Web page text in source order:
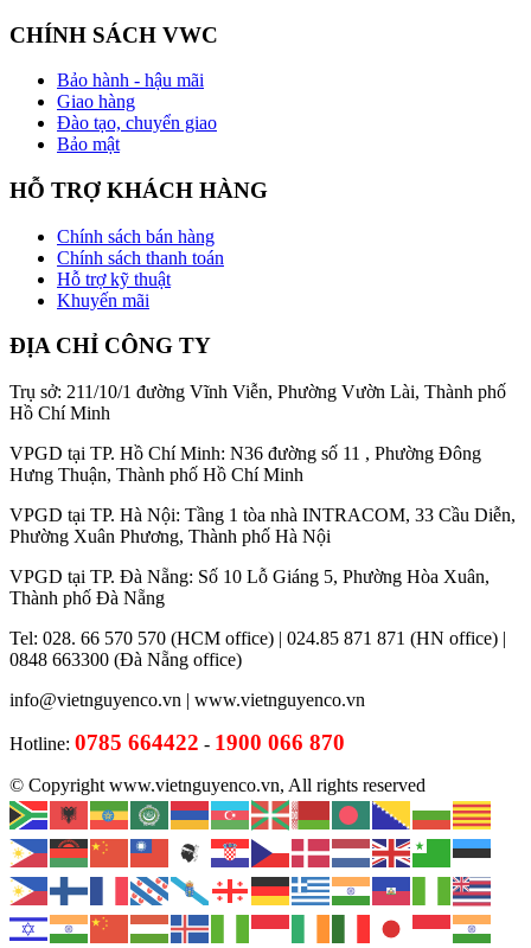
CHÍNH SÁCH VWC
Bảo hành - hậu mãi
Giao hàng
Đào tạo, chuyển giao
Bảo mật
HỖ TRỢ KHÁCH HÀNG
Chính sách bán hàng
Chính sách thanh toán
Hỗ trợ kỹ thuật
Khuyến mãi
ĐỊA CHỈ CÔNG TY
Trụ sở: 211/10/1 đường Vĩnh Viễn, Phường Vườn Lài, Thành phố
Hồ Chí Minh
VPGD tại TP. Hồ Chí Minh: N36 đường số 11 , Phường Đông
Hưng Thuận, Thành phố Hồ Chí Minh
VPGD tại TP. Hà Nội: Tầng 1 tòa nhà INTRACOM, 33 Cầu Diễn,
Phường Xuân Phương, Thành phố Hà Nội
VPGD tại TP. Đà Nẵng: Số 10 Lỗ Giáng 5, Phường Hòa Xuân,
Thành phố Đà Nẵng
Tel: 028. 66 570 570 (HCM office) | 024.85 871 871 (HN office) |
0848 663300 (Đà Nẵng office)
info@vietnguyenco.vn | www.vietnguyenco.vn
Hotline: 0785 664422 - 1900 066 870
© Copyright www.vietnguyenco.vn, All rights reserved